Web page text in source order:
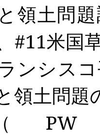
領土問
#11米国
ンシス
領土問題